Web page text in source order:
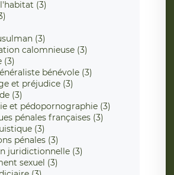
(3)
(3)
calomnieuse (3)
(3)
bénévole (3)
et préjudice (3)
(3)
et pédopornographie (3)
pénales françaises (3)
(3)
pénales (3)
juridictionnelle (3)
sexuel (3)